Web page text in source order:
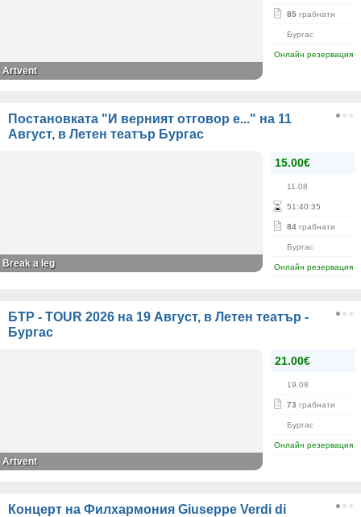
85 грабнати
Бургас
Онлайн резервация
Artvent
Постановката "И верният отговор е..." на 11
Август, в Летен театър Бургас
15.00€
11.08
51 :40:35
84 грабнати
Бургас
Онлайн резервация
Break a leg
БТР - TOUR 2026 на 19 Август, в Летен театър -
Бургас
21.00€
19.08
73 грабнати
Бургас
Онлайн резервация
Artvent
Концерт на Филхармония Giuseppe Verdi di